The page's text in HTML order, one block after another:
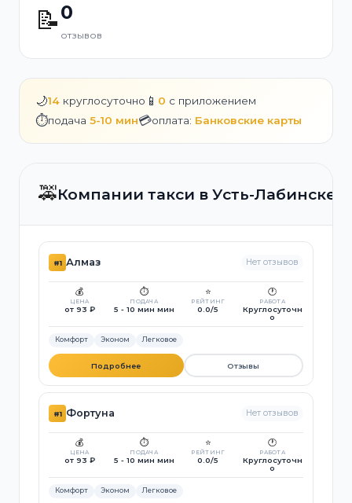
📝0
отзывов
🌙14 круглосуточно 📱 0 с приложением
⏱️подача 5-10 мин💳оплата: Банковские карты
🚕Компании такси в Усть-Лабинске
#1 Алмаз Нет отзывов
💰
ЦЕНА
от 93 ₽
⏱️
ПОДАЧА
5 - 10 мин мин
⭐
РЕЙТИНГ
0.0/5
🕐
РАБОТА
Круглосуточн
о
Комфорт Эконом Легковое
Подробнее Отзывы
#1 Фортуна Нет отзывов
💰
ЦЕНА
от 93 ₽
⏱️
ПОДАЧА
5 - 10 мин мин
⭐
РЕЙТИНГ
0.0/5
🕐
РАБОТА
Круглосуточн
о
Комфорт Эконом Легковое